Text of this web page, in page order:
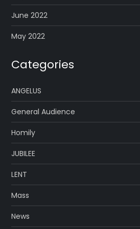
June 2022
May 2022
Categories
ANGELUS
General Audience
Homily
JUBILEE
LENT
Mass
News